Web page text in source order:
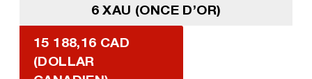
6 XAU (ONCE D’OR)
15 188,16 CAD
(DOLLAR